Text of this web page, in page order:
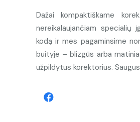
Dažai kompaktiškame
nereikalaujančiam specialių
kodą ir mes pagaminsime
buityje – blizgūs arba
užpildytus korektorius.